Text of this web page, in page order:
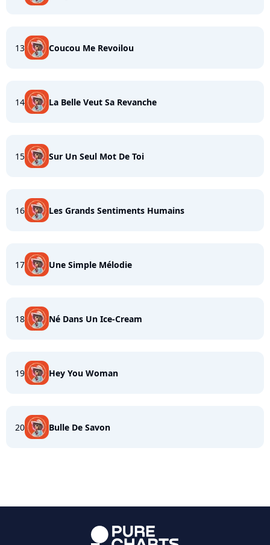
13 Coucou Me Revoilou
14 La Belle Veut Sa Revanche
15 Sur Un Seul Mot De Toi
16 Les Grands Sentiments Humains
17 Une Simple Mélodie
18 Né Dans Un Ice-Cream
19 Hey You Woman
20 Bulle De Savon